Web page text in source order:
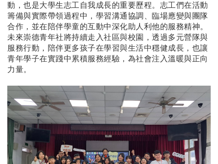
動，也是大學生志工自我成長的重要歷程。志工們在活動
籌備與實際帶領過程中，學習溝通協調、臨場應變與團隊
合作，並在陪伴學童的互動中深化助人利他的服務精神。
未來崇德青年社將持續走入社區與校園，透過多元營隊與
服務行動，陪伴更多孩子在學習與生活中穩健成長，也讓
青年學子在實踐中累積服務經驗，為社會注入溫暖與正向
力量。